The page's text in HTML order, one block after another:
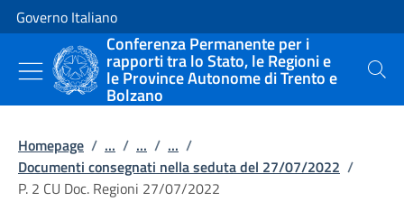
Vai al contenuto
Vai alla navigazione del sito
Governo Italiano
Conferenza Permanente per i
rapporti tra lo Stato, le Regioni e
le Province Autonome di Trento e
Bolzano
Cerca
Homepage / ... / ... / ... /
Documenti consegnati nella seduta del 27/07/2022 /
P. 2 CU Doc. Regioni 27/07/2022